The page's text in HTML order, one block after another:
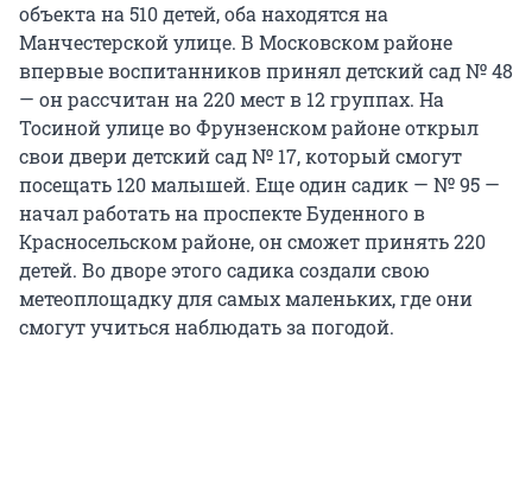
объекта на 510 детей, оба находятся на
Манчестерской улице. В Московском районе
впервые воспитанников принял детский сад № 48
— он рассчитан на 220 мест в 12 группах. На
Тосиной улице во Фрунзенском районе открыл
свои двери детский сад № 17, который смогут
посещать 120 малышей. Еще один садик — № 95 —
начал работать на проспекте Буденного в
Красносельском районе, он сможет принять 220
детей. Во дворе этого садика создали свою
метеоплощадку для самых маленьких, где они
смогут учиться наблюдать за погодой.